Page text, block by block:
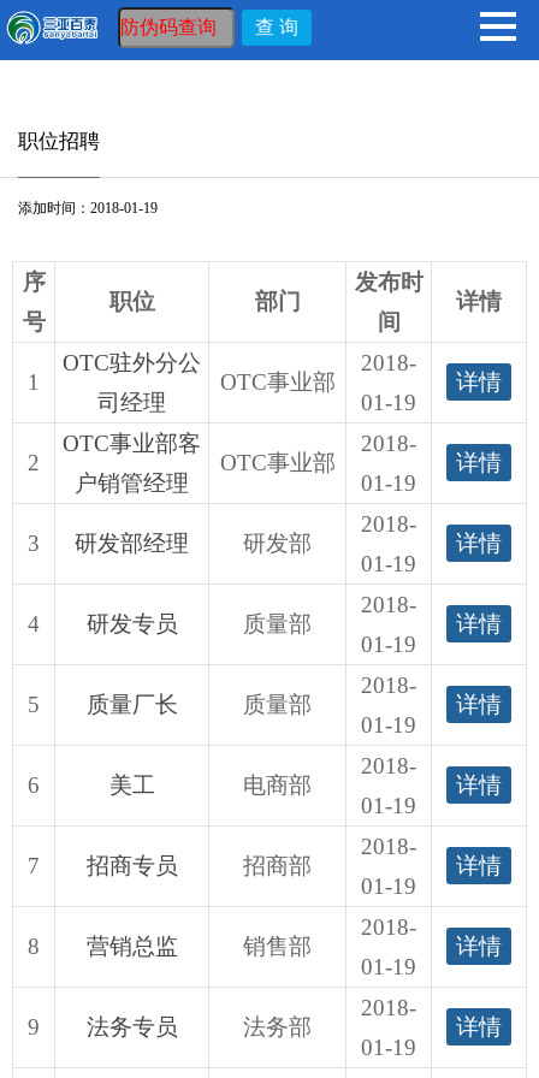
职位招聘
添加时间：2018-01-19
序
号
职位 部门
发布时
间
详情
1
OTC驻外分公
司经理
OTC事业部
2018-
01-19
详情
2
OTC事业部客
户销管经理
OTC事业部
2018-
01-19
详情
3 研发部经理 研发部
2018-
01-19
详情
4 研发专员 质量部
2018-
01-19
详情
5 质量厂长 质量部
2018-
01-19
详情
6 美工 电商部
2018-
01-19
详情
7 招商专员 招商部
2018-
01-19
详情
8 营销总监 销售部
2018-
01-19
详情
9 法务专员 法务部
2018-
01-19
详情